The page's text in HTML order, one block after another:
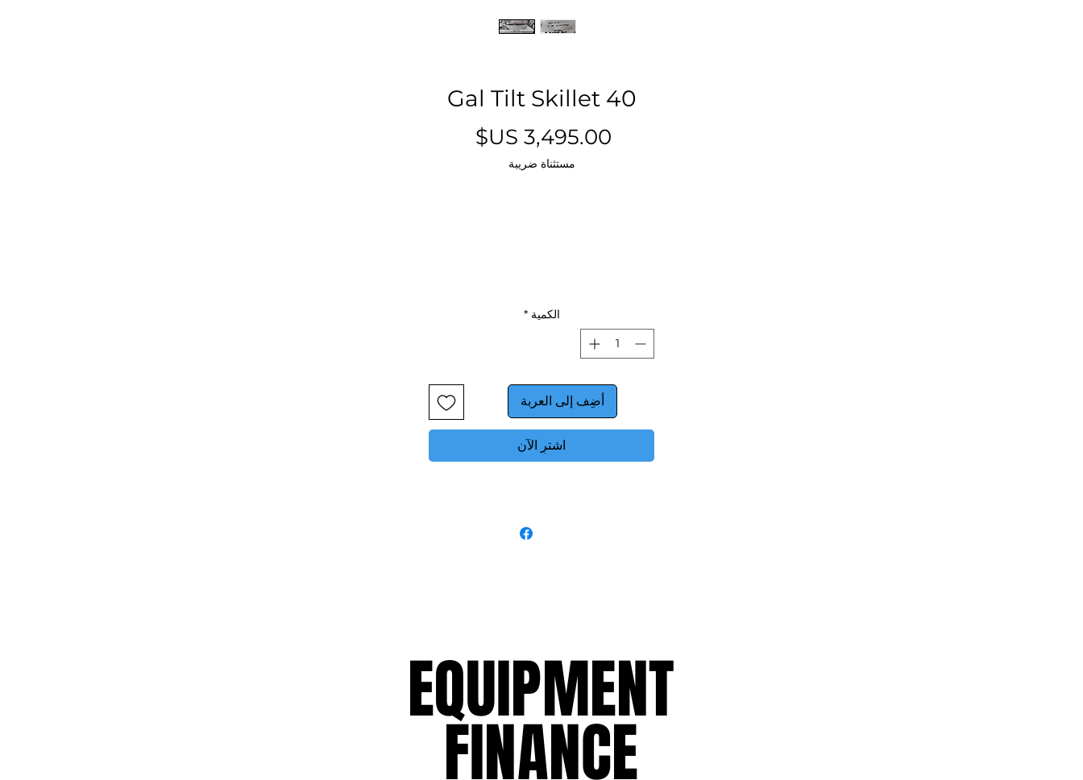
40 Gal Tilt Skillet
مستثناة ضريبة
الكمية *
أضِف إلى العربة
اشترِ الآن
EQUIPMENT
FINANCE
EQUIPMENT
FINANCE